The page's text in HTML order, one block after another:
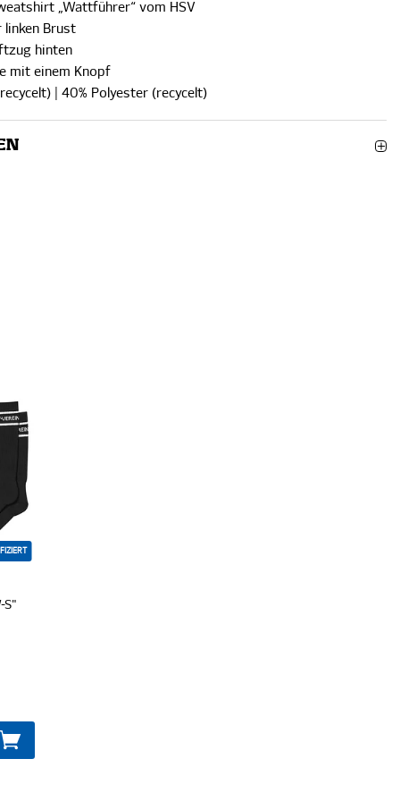
„Wattführer“ vom HSV
linken Brust
hinten
mit einem Knopf
| 40% Polyester (recycelt)
S"